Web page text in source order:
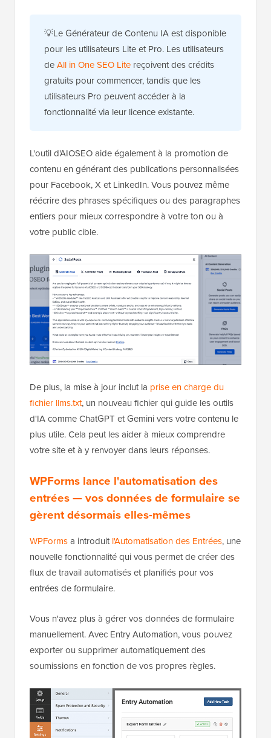
💡Le Générateur de Contenu IA est disponible
pour les utilisateurs Lite et Pro. Les utilisateurs
deAll in One SEO Lite reçoivent des crédits
gratuits pour commencer, tandis que les
utilisateurs Pro peuvent accéder à la
fonctionnalité via leur licence existante.
L'outil d'AIOSEO aide également à la promotion de
contenu en générant des publications personnalisées
pour Facebook, X et LinkedIn. Vous pouvez même
réécrire des phrases spécifiques ou des paragraphes
entiers pour mieux correspondre à votre ton ou à
votre public cible.
De plus, la mise à jour inclut la prise en charge du
fichier llms.txt, un nouveau fichier qui guide les outils
d'IA comme ChatGPT et Gemini vers votre contenu le
plus utile. Cela peut les aider à mieux comprendre
votre site et à y renvoyer dans leurs réponses.
WPForms lance l'automatisation des
entrées — vos données de formulaire se
gèrent désormais elles-mêmes
WPFormsa introduitl'Automatisation des Entrées, une
nouvelle fonctionnalité qui vous permet de créer des
flux de travail automatisés et planifiés pour vos
entrées de formulaire.
Vous n'avez plus à gérer vos données de formulaire
manuellement. Avec Entry Automation, vous pouvez
exporter ou supprimer automatiquement des
soumissions en fonction de vos propres règles.